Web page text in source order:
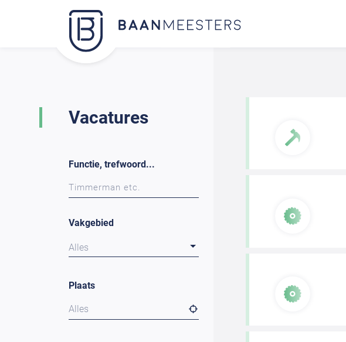
Vacatures
Functie, trefwoord...
Vakgebied
Alles
Plaats
Alles